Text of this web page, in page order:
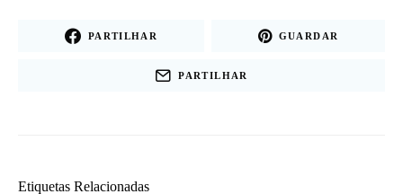
PARTILHAR GUARDAR
PARTILHAR
Etiquetas Relacionadas